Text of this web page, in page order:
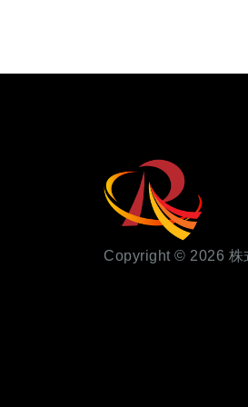
Copyright © 2026 株